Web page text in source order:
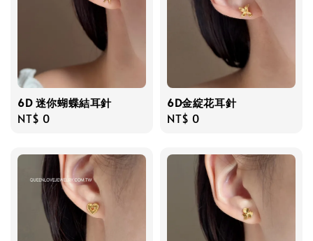
6D 迷你蝴蝶結耳針
Regular
NT$ 0
6D金綻花耳針
Regular
NT$ 0